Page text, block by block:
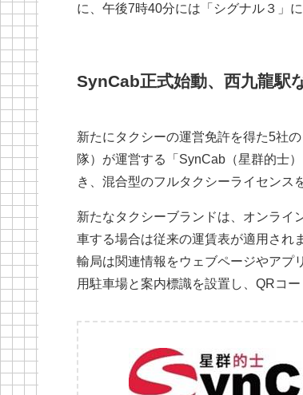
に、午後7時40分には「シグナル３」
SynCab正式始動、西九龍駅
新たにタクシーの運営免許を得た5社
隊）が運営する「SynCab（星群的士
き、混合型のフルタクシーライセンス
新たなタクシーブランドは、オンライ
車する場合は従来の運賃表が適用され
輸局は関連情報をウェブページやアプ
用駐車場と案内標識を設置し、QRコ